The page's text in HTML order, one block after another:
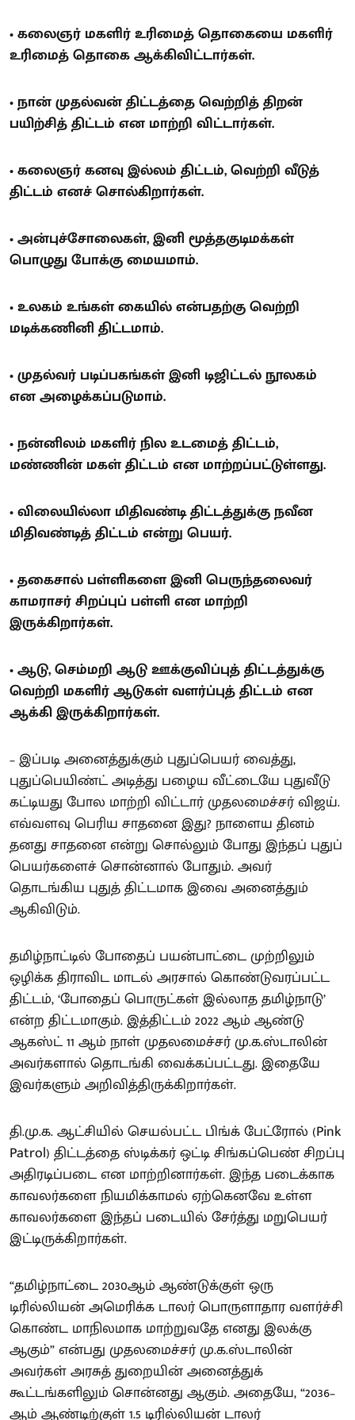
• கலைஞர் மகளிர் உரிமைத் தொகையை மகளிர்
உரிமைத் தொகை ஆக்கிவிட்டார்கள்.
• நான் முதல்வன் திட்டத்தை வெற்றித் திறன்
பயிற்சித் திட்டம் என மாற்றி விட்டார்கள்.
• கலைஞர் கனவு இல்லம் திட்டம், வெற்றி வீடுத்
திட்டம் எனச் சொல்கிறார்கள்.
• அன்புச்சோலைகள், இனி மூத்தகுடிமக்கள்
பொழுது போக்கு மையமாம்.
• உலகம் உங்கள் கையில் என்பதற்கு வெற்றி
மடிக்கணினி திட்டமாம்.
• முதல்வர் படிப்பகங்கள் இனி டிஜிட்டல் நூலகம்
என அழைக்கப்படுமாம்.
• நன்னிலம் மகளிர் நில உடமைத் திட்டம்,
மண்ணின் மகள் திட்டம் என மாற்றப்பட்டுள்ளது.
• விலையில்லா மிதிவண்டி திட்டத்துக்கு நவீன
மிதிவண்டித் திட்டம் என்று பெயர்.
• தகைசால் பள்ளிகளை இனி பெருந்தலைவர்
காமராசர் சிறப்புப் பள்ளி என மாற்றி
இருக்கிறார்கள்.
• ஆடு, செம்மறி ஆடு ஊக்குவிப்புத் திட்டத்துக்கு
வெற்றி மகளிர் ஆடுகள் வளர்ப்புத் திட்டம் என
ஆக்கி இருக்கிறார்கள்.
– இப்படி அனைத்துக்கும் புதுப்பெயர் வைத்து,
புதுப்பெயிண்ட் அடித்து பழைய வீட்டையே புதுவீடு
கட்டியது போல மாற்றி விட்டார் முதலமைச்சர் விஜய்.
எவ்வளவு பெரிய சாதனை இது? நாளைய தினம்
தனது சாதனை என்று சொல்லும் போது இந்தப் புதுப்
பெயர்களைச் சொன்னால் போதும். அவர்
தொடங்கிய புதுத் திட்டமாக இவை அனைத்தும்
ஆகிவிடும்.
தமிழ்நாட்டில் போதைப் பயன்பாட்டை முற்றிலும்
ஒழிக்க திராவிட மாடல் அரசால் கொண்டுவரப்பட்ட
திட்டம், ‘போதைப் பொருட்கள் இல்லாத தமிழ்நாடு’
என்ற திட்டமாகும். இத்திட்டம் 2022 ஆம் ஆண்டு
ஆகஸ்ட் 11 ஆம் நாள் முதலமைச்சர் மு.க.ஸ்டாலின்
அவர்களால் தொடங்கி வைக்கப்பட்டது. இதையே
இவர்களும் அறிவித்திருக்கிறார்கள்.
தி.மு.க. ஆட்சியில் செயல்பட்ட பிங்க் பேட்ரோல் (Pink
Patrol) திட்டத்தை ஸ்டிக்கர் ஒட்டி சிங்கப்பெண் சிறப்பு
அதிரடிப்படை என மாற்றினார்கள். இந்த படைக்காக
காவலர்களை நியமிக்காமல் ஏற்கெனவே உள்ள
காவலர்களை இந்தப் படையில் சேர்த்து மறுபெயர்
இட்டிருக்கிறார்கள்.
“தமிழ்நாட்டை 2030ஆம் ஆண்டுக்குள் ஒரு
டிரில்லியன் அமெரிக்க டாலர் பொருளாதார வளர்ச்சி
கொண்ட மாநிலமாக மாற்றுவதே எனது இலக்கு
ஆகும்” என்பது முதலமைச்சர் மு.க.ஸ்டாலின்
அவர்கள் அரசுத் துறையின் அனைத்துக்
கூட்டங்களிலும் சொன்னது ஆகும். அதையே, “2036–
ஆம் ஆண்டிற்குள் 1.5 டிரில்லியன் டாலர்